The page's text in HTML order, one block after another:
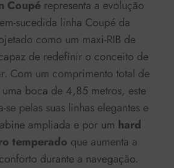
Coupérepresenta a evolução
sucedida linha Coupé da
como um maxi-RIB de
de redefinir o conceito de
Com um comprimento total de
boca de 4,85 metros, este
se pelas suas linhas elegantes e
ampliada e por um hard
temperado que aumenta a
durante a navegação.